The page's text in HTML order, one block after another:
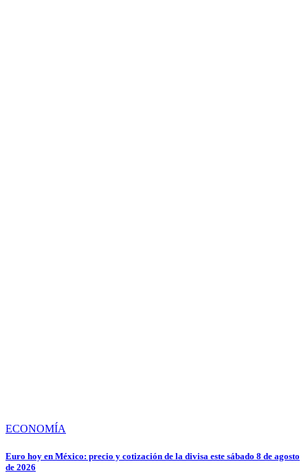
ECONOMÍA
Euro hoy en México: precio y cotización de la divisa este sábado 8 de agosto
de 2026